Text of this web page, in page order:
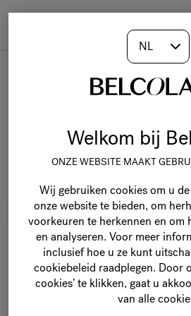
Belcolade Selection
Welkom bij
ONZE WEBSITE MAAKT
Wij gebruiken cookies om u
onze website te bieden, om
voorkeuren te herkennen en om
en analyseren. Voor meer
inclusief hoe u ze kunt
cookiebeleid raadplegen. Door
cookies’ te klikken, gaat u
van alle